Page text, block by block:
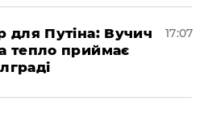
для Путіна: Вучич
тепло приймає
17:07